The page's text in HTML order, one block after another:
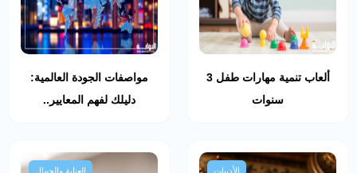
ألعاب تنمية مهارات طفل 3
سنوات
مواصفات الجودة العالمية:
دليلك لفهم المعايير..
الأدبيات العناية والجمال